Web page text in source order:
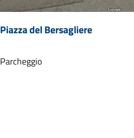
Piazza del Bersagliere
Parcheggio